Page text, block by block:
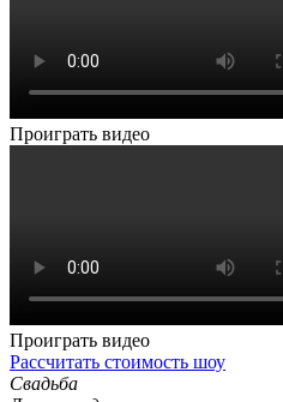
Проиграть видео
Проиграть видео
Рассчитать стоимость шоу
Свадьба